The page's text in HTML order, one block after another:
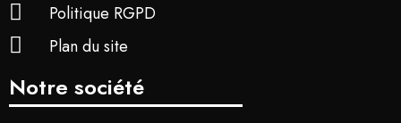
Politique RGPD
Plan du site
Notre société